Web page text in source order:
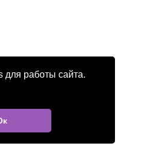
для работы сайта.